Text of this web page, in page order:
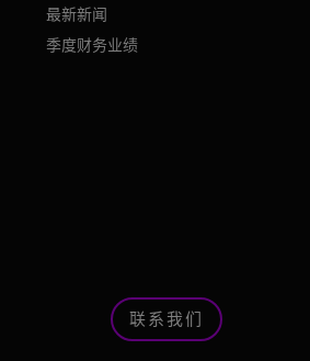
最新新闻
季度财务业绩
联系我们